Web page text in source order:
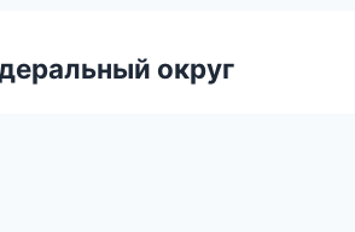
округ